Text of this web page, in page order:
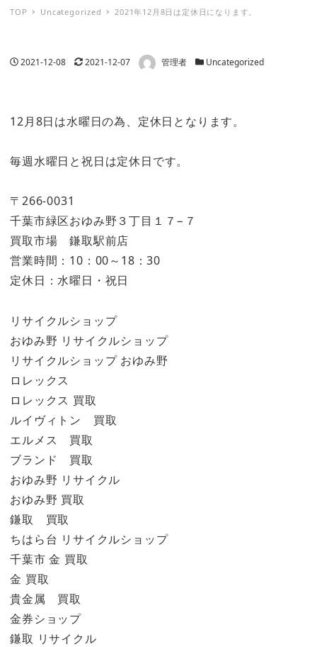
TOP Uncategorized 2021年12月8日は定休日になります。
投稿日
2021-12-08 更新日
2021-12-07 著者 管理者 カテゴリー
Uncategorized
12月8日は水曜日の為、定休日となります。
毎週水曜日と祝日は定休日です。
〒266-0031
千葉市緑区おゆみ野３丁目１７−７
買取市場 鎌取駅前店
営業時間：10：00～18：30
定休日：水曜日・祝日
リサイクルショップ
おゆみ野 リサイクルショップ
リサイクルショップ おゆみ野
ロレックス
ロレックス 買取
ルイヴィトン 買取
エルメス 買取
ブランド 買取
おゆみ野 リサイクル
おゆみ野 買取
鎌取 買取
ちはら台 リサイクルショップ
千葉市 金 買取
金 買取
貴金属 買取
金券ショップ
鎌取 リサイクル